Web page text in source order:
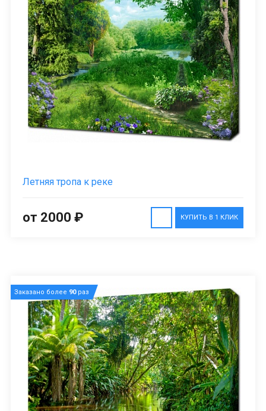
Летняя тропа к реке
КУПИТЬ В 1 КЛИК
от 2000 ₽
Заказано более 90раз